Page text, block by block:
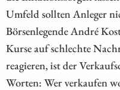
Umfeld sollten Anleger
Börsenlegende André
Kurse auf schlechte
reagieren, ist der
Worten: Wer verkaufen